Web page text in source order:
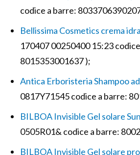
codice a barre:
Bellissima Cosmetics crema
170407 00250400 15:23
8015353001637 );
Antica Erboristeria Shampoo
0817Y71545 codice a barre:
BILBOA Invisible Gel solare
0505R01& codice a barre:
BILBOA Invisible Gel solare